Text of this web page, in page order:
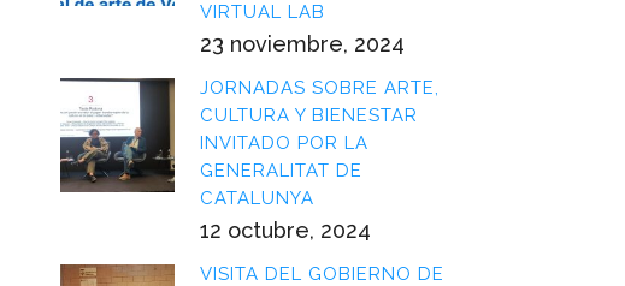
VIRTUAL LAB
23 noviembre, 2024
JORNADAS SOBRE ARTE,
CULTURA Y BIENESTAR
INVITADO POR LA
GENERALITAT DE
CATALUNYA
12 octubre, 2024
VISITA DEL GOBIERNO DE